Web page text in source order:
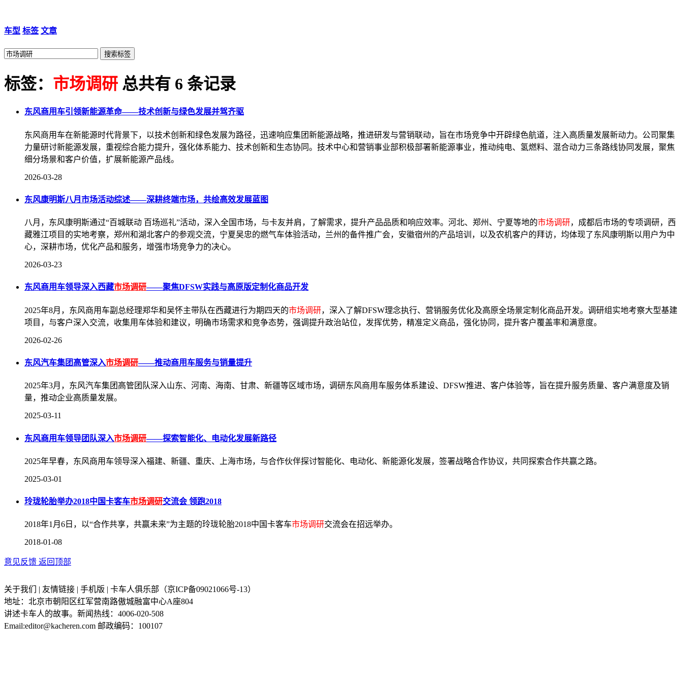
车型 标签 文章
标签： 市场调研 总共有 6 条记录
东风商用车引领新能源革命——技术创新与绿色发展并驾齐驱
东风商用车在新能源时代背景下，以技术创新和绿色发展为路径，迅速响应集团新能源战略，推进研发与营销联动，旨在市场竞争中开辟绿色航道，注入高质量发展新动力。公司聚集
力量研讨新能源发展，重视综合能力提升，强化体系能力、技术创新和生态协同。技术中心和营销事业部积极部署新能源事业，推动纯电、氢燃料、混合动力三条路线协同发展，聚焦
细分场景和客户价值，扩展新能源产品线。
2026-03-28
东风康明斯八月市场活动综述——深耕终端市场，共绘高效发展蓝图
八月，东风康明斯通过“百城联动 百场巡礼”活动，深入全国市场，与卡友并肩，了解需求，提升产品品质和响应效率。河北、郑州、宁夏等地的市场调研，成都后市场的专项调研，西
藏雅江项目的实地考察，郑州和湖北客户的参观交流，宁夏吴忠的燃气车体验活动，兰州的备件推广会，安徽宿州的产品培训，以及农机客户的拜访，均体现了东风康明斯以用户为中
心，深耕市场，优化产品和服务，增强市场竞争力的决心。
2026-03-23
东风商用车领导深入西藏市场调研——聚焦DFSW实践与高原版定制化商品开发
2025年8月，东风商用车副总经理郑华和吴怀主带队在西藏进行为期四天的市场调研，深入了解DFSW理念执行、营销服务优化及高原全场景定制化商品开发。调研组实地考察大型基建
项目，与客户深入交流，收集用车体验和建议，明确市场需求和竞争态势，强调提升政治站位，发挥优势，精准定义商品，强化协同，提升客户覆盖率和满意度。
2026-02-26
东风汽车集团高管深入市场调研——推动商用车服务与销量提升
2025年3月，东风汽车集团高管团队深入山东、河南、海南、甘肃、新疆等区域市场，调研东风商用车服务体系建设、DFSW推进、客户体验等，旨在提升服务质量、客户满意度及销
量，推动企业高质量发展。
2025-03-11
东风商用车领导团队深入市场调研——探索智能化、电动化发展新路径
2025年早春，东风商用车领导深入福建、新疆、重庆、上海市场，与合作伙伴探讨智能化、电动化、新能源化发展，签署战略合作协议，共同探索合作共赢之路。
2025-03-01
玲珑轮胎举办2018中国卡客车市场调研交流会 领跑2018
2018年1月6日，以“合作共享，共赢未来”为主题的玲珑轮胎2018中国卡客车市场调研交流会在招远举办。
2018-01-08
意见反馈 返回顶部
关于我们 | 友情链接 | 手机版 | 卡车人俱乐部（京ICP备09021066号-13）
地址：北京市朝阳区红军营南路傲城融富中心A座804
讲述卡车人的故事。新闻热线：4006-020-508
Email:editor@kacheren.com 邮政编码：100107